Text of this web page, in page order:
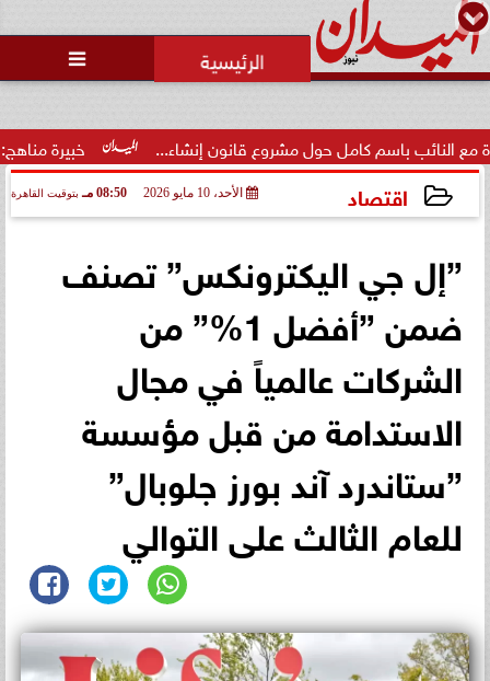

خبيرة مناهج: حداثة كامل حول مشروع قانون إنشاء...
اقتصاد الأحد، 10 مايو 2026 08:50 مـ بتوقيت القاهرة
”إل جي اليكترونكس” تصنف
ضمن ”أفضل 1%” من
الشركات عالمياً في مجال
الاستدامة من قبل مؤسسة
”ستاندرد آند بورز جلوبال”
للعام الثالث على التوالي